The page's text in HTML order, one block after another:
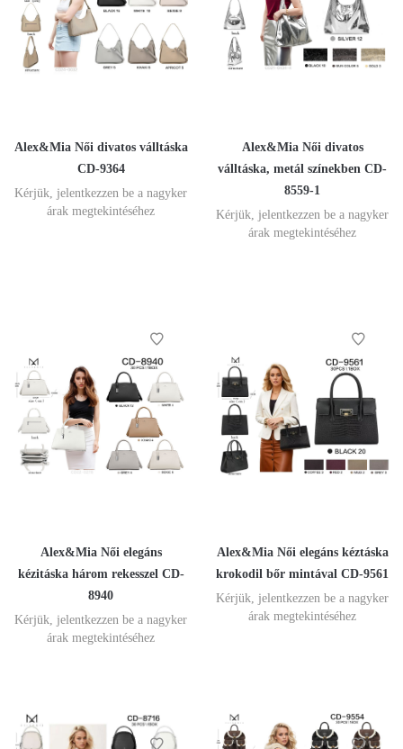
Alex&Mia Női divatos válltáska
CD-9364
Kérjük, jelentkezzen be a nagyker
árak megtekintéséhez
Alex&Mia Női divatos
válltáska, metál színekben CD-
8559-1
Kérjük, jelentkezzen be a nagyker
árak megtekintéséhez
Alex&Mia Női elegáns
kézitáska három rekesszel CD-
8940
Kérjük, jelentkezzen be a nagyker
árak megtekintéséhez
Alex&Mia Női elegáns kéztáska
krokodil bőr mintával CD-9561
Kérjük, jelentkezzen be a nagyker
árak megtekintéséhez